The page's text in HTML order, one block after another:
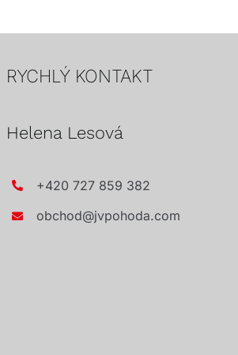
RYCHLÝ KONTAKT
Helena Lesová
+420 727 859 382
obchod@jvpohoda.com